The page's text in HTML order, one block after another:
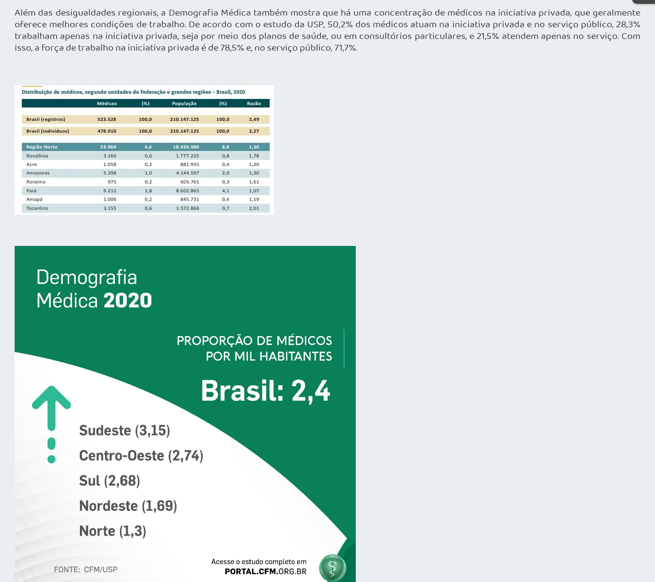
Além das desigualdades regionais, a Demografia Médica também mostra que há uma concentração de médicos na iniciativa privada, que geralmente
oferece melhores condições de trabalho. De acordo com o estudo da USP, 50,2% dos médicos atuam na iniciativa privada e no serviço público, 28,3%
trabalham apenas na iniciativa privada, seja por meio dos planos de saúde, ou em consultórios particulares, e 21,5% atendem apenas no serviço. Com
isso, a força de trabalho na iniciativa privada é de 78,5% e, no serviço público, 71,7%.